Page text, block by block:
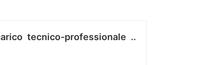
tecnico-professionale ..